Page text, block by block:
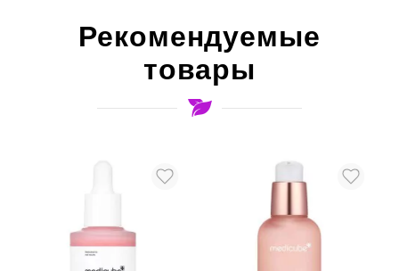
Рекомендуемые
товары